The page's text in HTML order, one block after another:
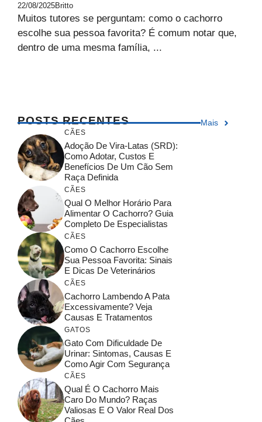
22/08/2025Britto
Muitos tutores se perguntam: como o cachorro
escolhe sua pessoa favorita? É comum notar que,
dentro de uma mesma família, ...
POSTS RECENTES Mais
CÃES
Adoção De Vira-Latas (SRD):
Como Adotar, Custos E
Benefícios De Um Cão Sem
Raça Definida
CÃES
Qual O Melhor Horário Para
Alimentar O Cachorro? Guia
Completo De Especialistas
CÃES
Como O Cachorro Escolhe
Sua Pessoa Favorita: Sinais
E Dicas De Veterinários
CÃES
Cachorro Lambendo A Pata
Excessivamente? Veja
Causas E Tratamentos
GATOS
Gato Com Dificuldade De
Urinar: Sintomas, Causas E
Como Agir Com Segurança
CÃES
Qual É O Cachorro Mais
Caro Do Mundo? Raças
Valiosas E O Valor Real Dos